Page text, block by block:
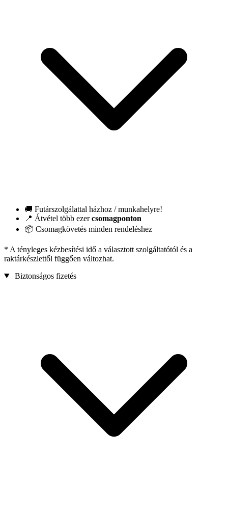
🚚 Futárszolgálattal házhoz / munkahelyre!
📍 Átvétel több ezercsomagponton
📦 Csomagkövetés minden rendeléshez
* A tényleges kézbesítési idő a választott szolgáltatótól és a
raktárkészlettől függően változhat.
Biztonságos fizetés